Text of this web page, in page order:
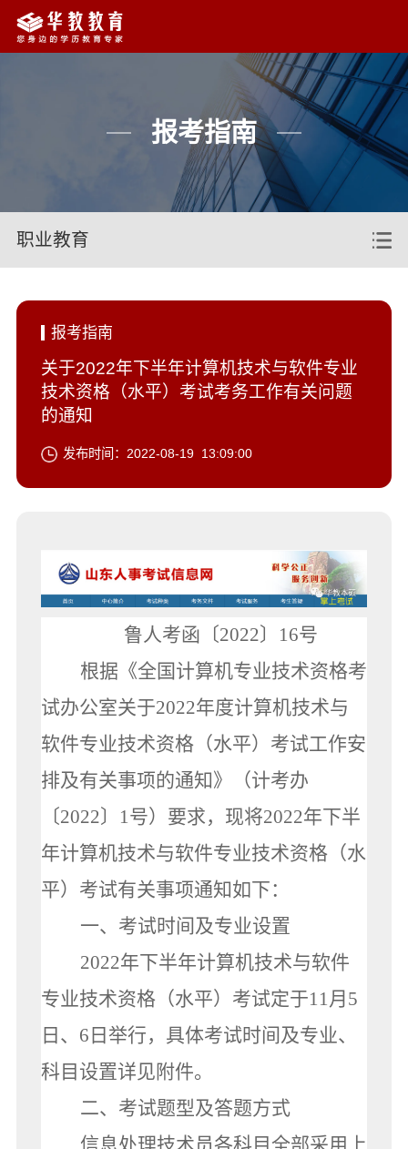
报考指南
职业教育
报考指南
关于2022年下半年计算机技术与软件专业
技术资格（水平）考试考务工作有关问题
的通知
发布时间：2022-08-19 13:09:00
鲁人考函〔2022〕16号
根据《全国计算机专业技术资格考
试办公室关于2022年度计算机技术与
软件专业技术资格（水平）考试工作安
排及有关事项的通知》（计考办
〔2022〕1号）要求，现将2022年下半
年计算机技术与软件专业技术资格（水
平）考试有关事项通知如下：
一、考试时间及专业设置
2022年下半年计算机技术与软件
专业技术资格（水平）考试定于11月5
日、6日举行，具体考试时间及专业、
科目设置详见附件。
二、考试题型及答题方式
信息处理技术员各科目全部采用上